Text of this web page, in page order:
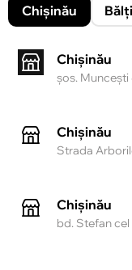
Chișinău Bălți
Chișinău
şos. Munceşti
Chișinău
Strada
Chișinău
bd. Stefan cel